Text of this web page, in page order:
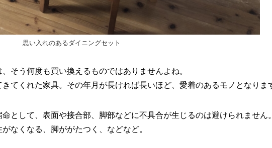
思い入れのあるダイニングセット
そう何度も買い換えるものではありませんよね。
てくれた家具。その年月が長ければ長いほど、愛着のあるモノとなりま
として、表面や接合部、脚部などに不具合が生じるのは避けられません
なくなる、脚ががたつく、などなど。